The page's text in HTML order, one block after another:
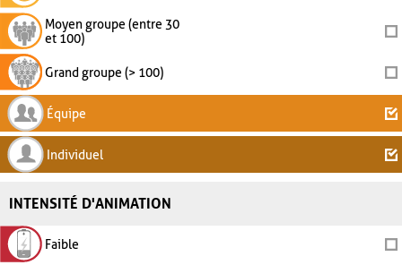
Moyen groupe (entre 30
et 100)
Grand groupe (> 100)
Équipe
Individuel
INTENSITÉ D'ANIMATION
Faible